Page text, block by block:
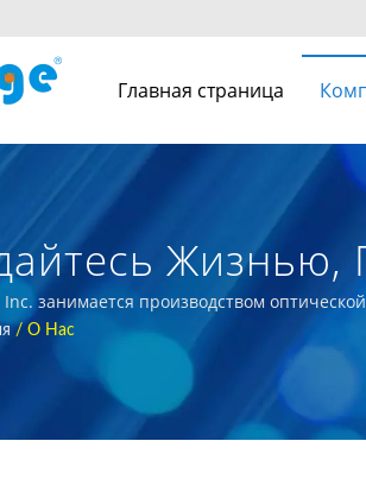
Главная страница
Разумной
Трансиверы
занимается производством
/ О Нас